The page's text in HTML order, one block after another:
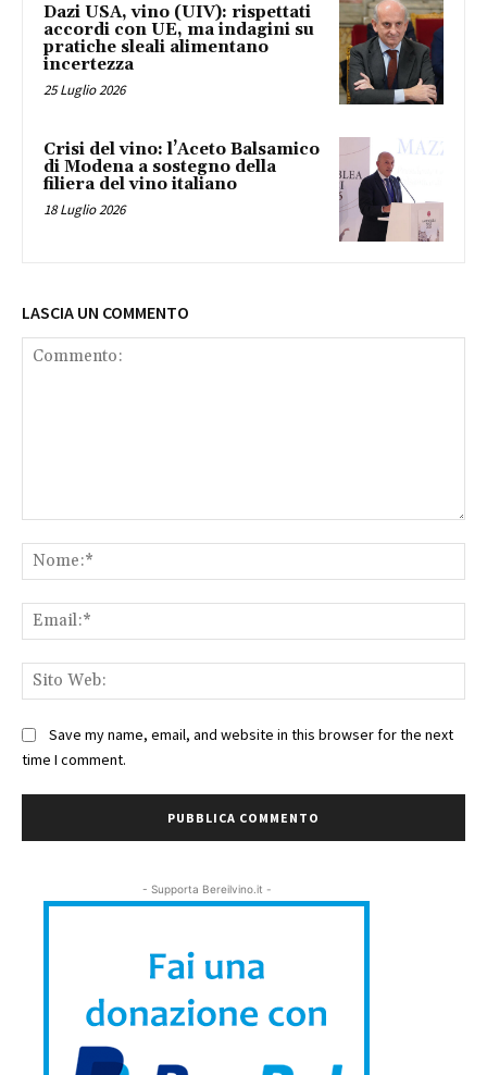
Dazi USA, vino (UIV): rispettati
accordi con UE, ma indagini su
pratiche sleali alimentano
incertezza
25 Luglio 2026
Crisi del vino: l’Aceto Balsamico
di Modena a sostegno della
filiera del vino italiano
18 Luglio 2026
LASCIA UN COMMENTO
Save my name, email, and website in this browser for the next
time I comment.
- Supporta Bereilvino.it -